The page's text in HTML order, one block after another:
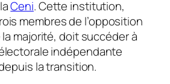
Ceni. Cette institution,
membres de l’opposition
majorité, doit succéder à
indépendante
la transition.